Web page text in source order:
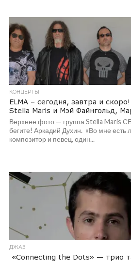
КОНЦЕРТЫ
ELMA – сегодня, завтра и
Stella Maris и Мэй Файнгольд,
Верхнее фото — группа Stella Maris
бегите! Аркадий Духин. «Во мне есть
композитор и певец, один...
ДЖАЗ
«Connecting the Dots» — трио